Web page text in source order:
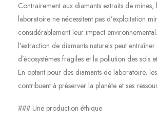
Contrairement aux diamants extraits de mines,
laboratoire ne nécessitent pas d’exploitation
considérablement leur impact
l’extraction de diamants naturels peut
d’écosystèmes fragiles et la pollution des sols
En optant pour des diamants de laboratoire,
contribuent à préserver la planète et ses
### Une production éthique